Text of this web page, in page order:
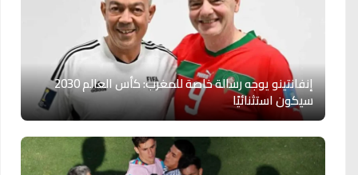
إنفانتينو يوجه رسالة خاصة للمغرب: كأس العالم 2030
سيكون استثنائيًا